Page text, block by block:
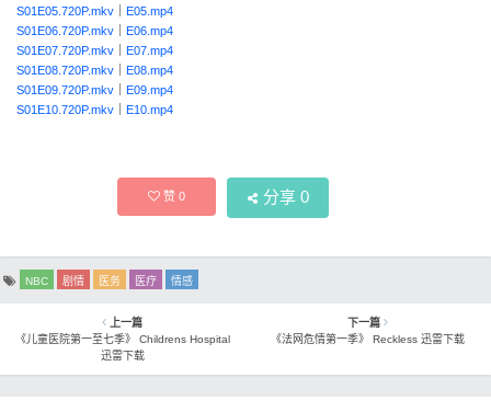
S01E05.720P.mkv
E05.mp4
S01E06.720P.mkv
E06.mp4
S01E07.720P.mkv
E07.mp4
S01E08.720P.mkv
E08.mp4
S01E09.720P.mkv
E09.mp4
S01E10.720P.mkv
E10.mp4
赞0 分享 0
NBC 剧情 医务 医疗 情感
上一篇
《儿童医院第一至七季》 Childrens Hospital
迅雷下载
下一篇
《法网危情第一季》 Reckless 迅雷下载